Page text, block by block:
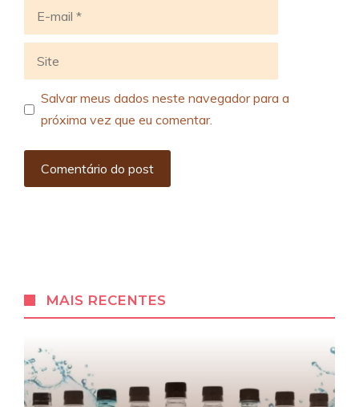
Salvar meus dados neste navegador para a
próxima vez que eu comentar.
MAIS RECENTES